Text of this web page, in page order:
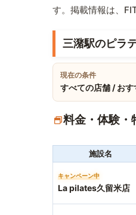
す。掲載情報は、
三潴駅のピラ
現在の条件
すべての店舗 / おす
料金・体験・
施設名
キャンペーン中
La pilates久留米店